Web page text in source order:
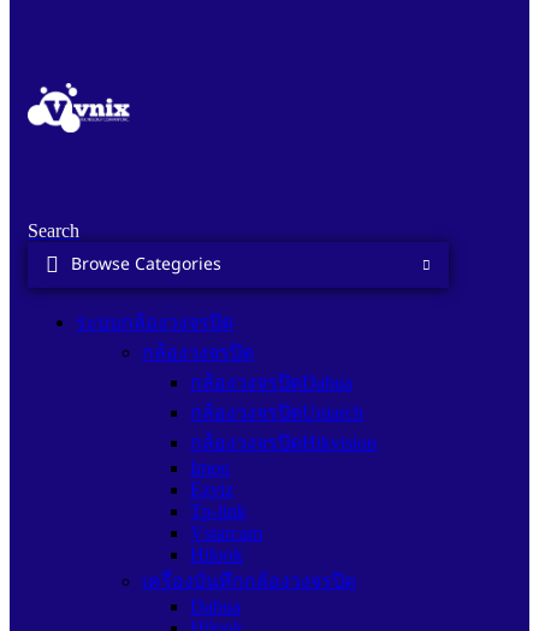
Search
Browse Categories
ระบบกล้องวงจรปิด
กล้องวงจรปิด
กล้องวงจรปิดDahua
กล้องวงจรปิดUniarch
กล้องวงจรปิดHikvision
Imou
Ezviz
Tp-link
Vstarcam
Hilook
เครื่องบันทึกกล้องวงจรปิด
Dahua